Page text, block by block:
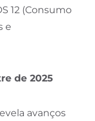
12 (Consumo
e
de 2025
avanços